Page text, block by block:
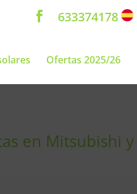
633374178
Ofertas 2025/26
en Mitsubishi y